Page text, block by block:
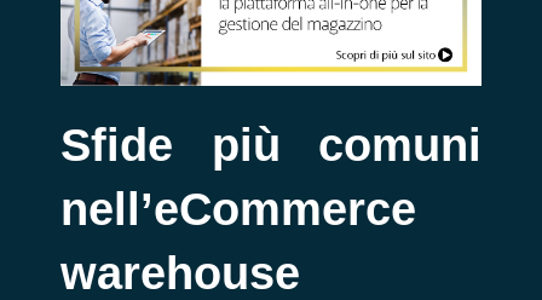
Sfide più comuni
nell’eCommerce
warehouse